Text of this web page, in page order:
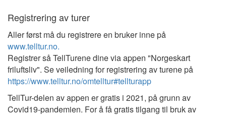
Registrering av turer
Aller først må du registrere en bruker inne på
www.telltur.no.
Registrer så TellTurene dine via appen "Norgeskart
friluftsliv". Se veiledning for registrering av turene på
https://www.telltur.no/omtelltur#tellturapp
TellTur-delen av appen er gratis i 2021, på grunn av
Covid19-pandemien. For å få gratis tilgang til bruk av